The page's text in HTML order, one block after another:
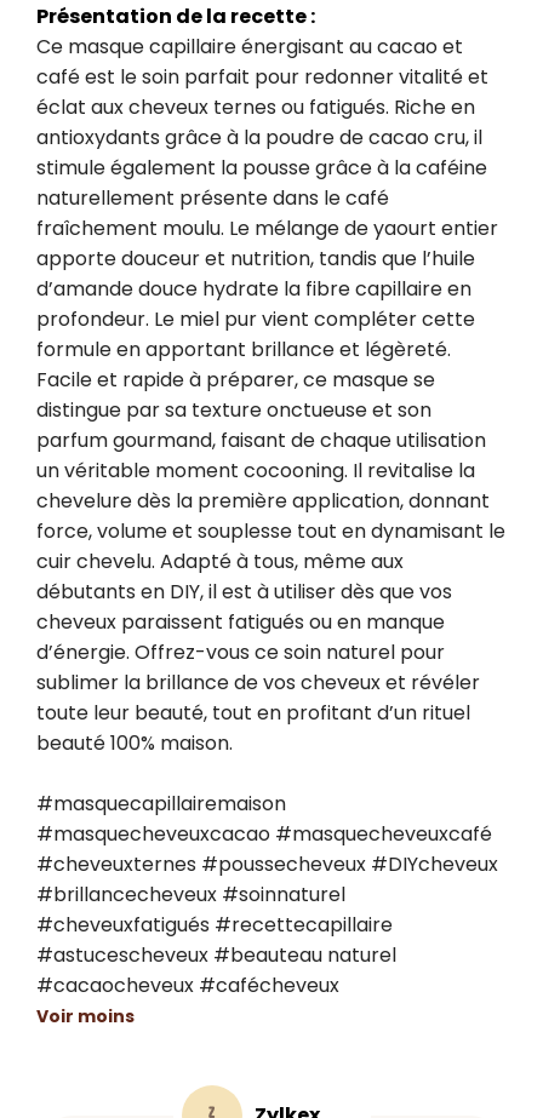
Présentation de la recette :
Ce masque capillaire énergisant au cacao et
café est le soin parfait pour redonner vitalité et
éclat aux cheveux ternes ou fatigués. Riche en
antioxydants grâce à la poudre de cacao cru, il
stimule également la pousse grâce à la caféine
naturellement présente dans le café
fraîchement moulu. Le mélange de yaourt entier
apporte douceur et nutrition, tandis que l’huile
d’amande douce hydrate la fibre capillaire en
profondeur. Le miel pur vient compléter cette
formule en apportant brillance et légèreté.
Facile et rapide à préparer, ce masque se
distingue par sa texture onctueuse et son
parfum gourmand, faisant de chaque utilisation
un véritable moment cocooning. Il revitalise la
chevelure dès la première application, donnant
force, volume et souplesse tout en dynamisant le
cuir chevelu. Adapté à tous, même aux
débutants en DIY, il est à utiliser dès que vos
cheveux paraissent fatigués ou en manque
d’énergie. Offrez-vous ce soin naturel pour
sublimer la brillance de vos cheveux et révéler
toute leur beauté, tout en profitant d’un rituel
beauté 100% maison.
#masquecapillairemaison
#masquecheveuxcacao #masquecheveuxcafé
#cheveuxternes #poussecheveux #DIYcheveux
#brillancecheveux #soinnaturel
#cheveuxfatigués #recettecapillaire
#astucescheveux #beauteau naturel
#cacaocheveux #cafécheveux
Voir moins
Z